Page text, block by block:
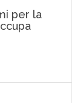
per la